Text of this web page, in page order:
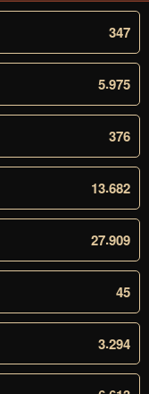
347
5.975
376
13.682
27.909
45
3.294